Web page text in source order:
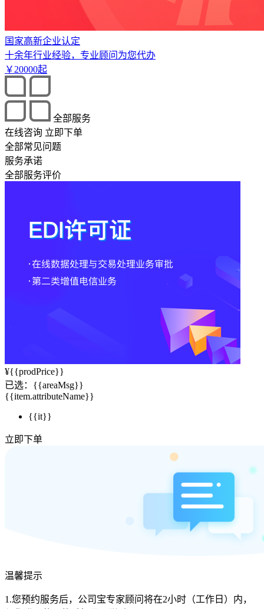
国家高新企业认定
十余年行业经验，专业顾问为您代办
￥ 20000起
全部服务
在线咨询 立即下单
全部常见问题
服务承诺
全部服务评价
¥{{prodPrice}}
已选： {{areaMsg}}
{{item.attributeName}}
{{it}}
立即下单
温馨提示
1.您预约服务后，公司宝专家顾问将在2小时（工作日）内，